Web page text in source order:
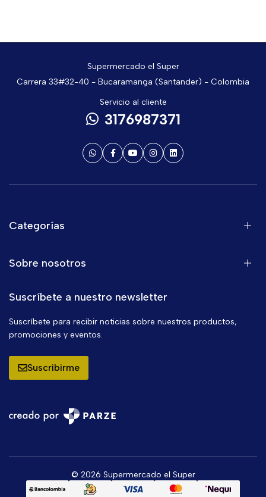
Supermercado el Super
Carrera 33#32-40 - Bucaramanga (Santander) - Colombia
Servicio al cliente
3176987371
Categorías
Sobre nosotros
Suscríbete a nuestro newsletter
Suscríbete para recibir noticias sobre nuestros productos,
promociones y eventos.
Suscribirme
© 2026 Supermercado el Super